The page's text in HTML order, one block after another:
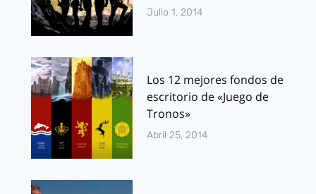
Julio 1, 2014
Los 12 mejores fondos de
escritorio de «Juego de
Tronos»
Abril 25, 2014